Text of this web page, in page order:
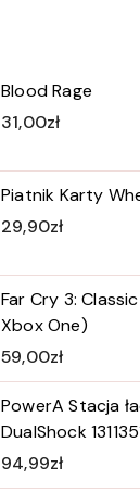
Blood Rage
31,00zł
Piatnik Karty
29,90zł
Far Cry 3:
Xbox One)
59,00zł
PowerA Stacja
DualShock
94,99zł